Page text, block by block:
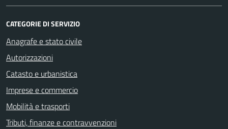
CATEGORIE DI SERVIZIO
Anagrafe e stato civile
Autorizzazioni
Catasto e urbanistica
Imprese e commercio
Mobilità e trasporti
Tributi, finanze e contravvenzioni